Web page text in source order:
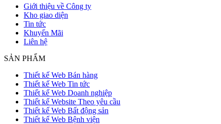
Giới thiệu về Công ty
Kho giao diện
Tin tức
Khuyến Mãi
Liên hệ
SẢN PHẨM
Thiết kế Web Bán hàng
Thiết kế Web Tin tức
Thiết kế Web Doanh nghiệp
Thiết kế Website Theo yêu cầu
Thiết kế Web Bất động sản
Thiết kế Web Bệnh viện